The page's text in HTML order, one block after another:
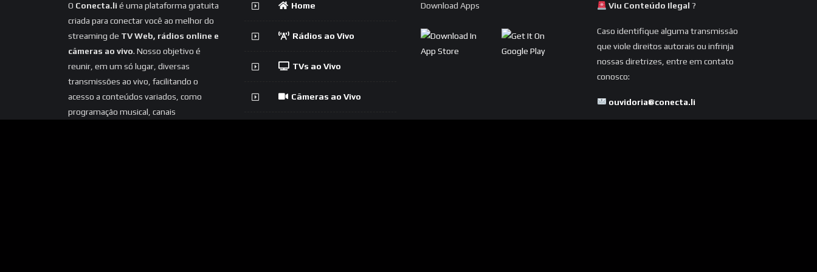
O Conecta.li é uma plataforma gratuita
criada para conectar você ao melhor do
streaming de TV Web, rádios online e
câmeras ao vivo. Nosso objetivo é
reunir, em um só lugar, diversas
transmissões ao vivo, facilitando o
acesso a conteúdos variados, como
programação musical, canais
Home
Rádios ao Vivo
TVs ao Vivo
Câmeras ao Vivo
Download Apps Viu Conteúdo Ilegal ?
Caso identifique alguma transmissão
que viole direitos autorais ou infrinja
nossas diretrizes, entre em contato
conosco:
ouvidoria@conecta.li